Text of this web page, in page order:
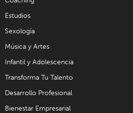
Estudios
Sexología
Música y Artes
Infantil y Adolescencia
Transforma Tu Talento
Desarrollo Profesional
Bienestar Empresarial